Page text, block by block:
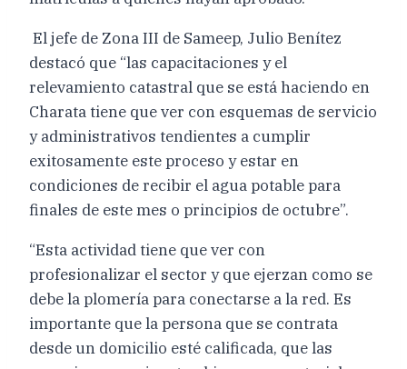
El jefe de Zona III de Sameep, Julio Benítez
destacó que “las capacitaciones y el
relevamiento catastral que se está haciendo en
Charata tiene que ver con esquemas de servicio
y administrativos tendientes a cumplir
exitosamente este proceso y estar en
condiciones de recibir el agua potable para
finales de este mes o principios de octubre”.
“Esta actividad tiene que ver con
profesionalizar el sector y que ejerzan como se
debe la plomería para conectarse a la red. Es
importante que la persona que se contrata
desde un domicilio esté calificada, que las